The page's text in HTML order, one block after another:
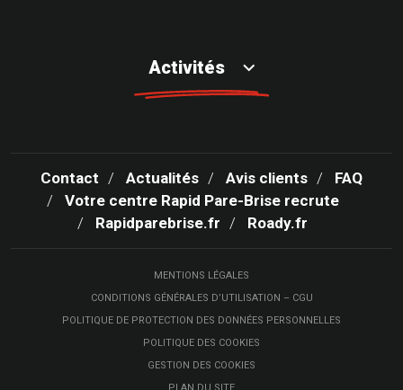
Activités
Contact Actualités Avis clients
FAQ
Votre centre Rapid Pare-Brise recrute
Rapidparebrise.fr
Roady.fr
MENTIONS LÉGALES
CONDITIONS GÉNÉRALES D’UTILISATION – CGU
POLITIQUE DE PROTECTION DES DONNÉES PERSONNELLES
POLITIQUE DES COOKIES
GESTION DES COOKIES